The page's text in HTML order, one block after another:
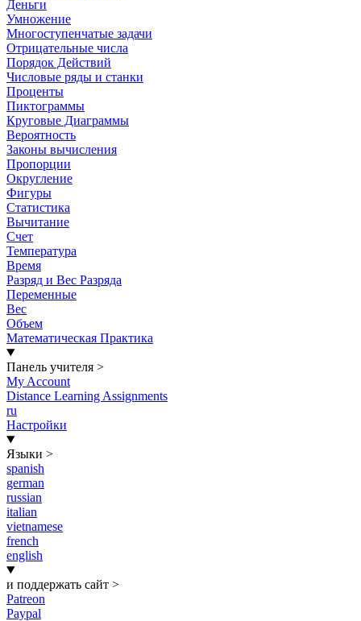
Деньги
Умножение
Многоступенчатые задачи
Отрицательные числа
Порядок Действий
Числовые ряды и станки
Проценты
Пиктограммы
Круговые Диаграммы
Вероятность
Законы вычисления
Пропорции
Округление
Фигуры
Статистика
Вычитание
Счет
Температура
Время
Разряд и Вес Разряда
Переменные
Вес
Объем
Математическая Практика
Панель учителя >
My Account
Distance Learning Assignments
ru
Настройки
Языки >
spanish
german
russian
italian
vietnamese
french
english
и поддержать сайт >
Patreon
Paypal